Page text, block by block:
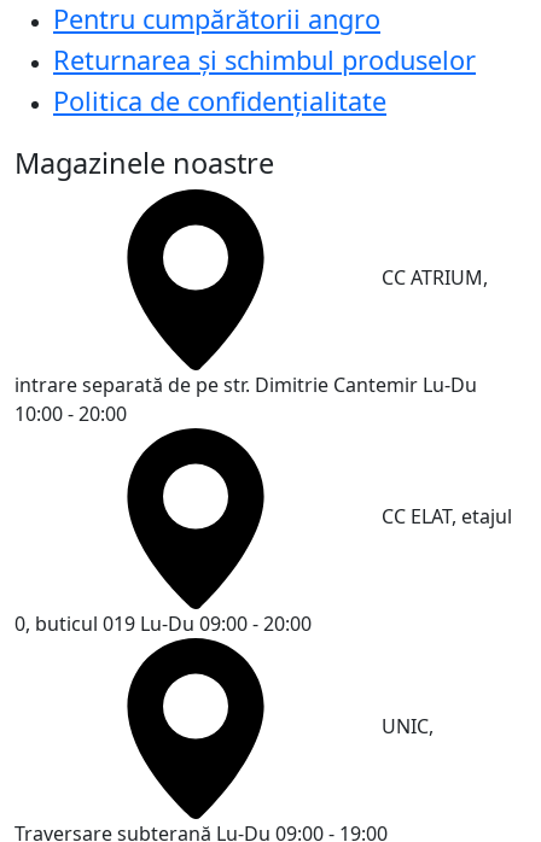
Pentru cumpărătorii angro
Returnarea și schimbul produselor
Politica de confidențialitate
Magazinele noastre
CC ATRIUM,
intrare separată de pe str. Dimitrie Cantemir Lu-Du
10:00 - 20:00
CC ELAT, etajul
0, buticul 019 Lu-Du 09:00 - 20:00
UNIC,
Traversare subterană Lu-Du 09:00 - 19:00